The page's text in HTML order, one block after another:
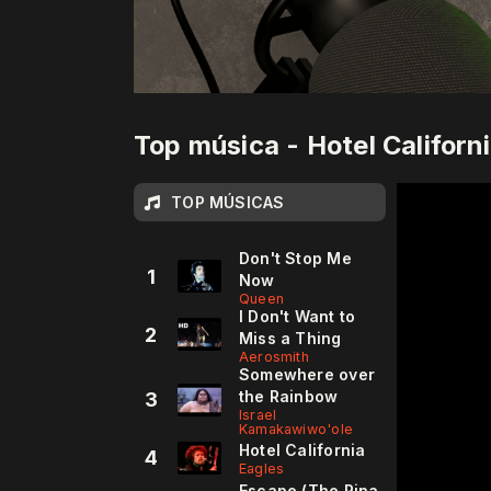
Top música - Hotel
TOP MÚSICAS
1
Don't Stop Me
Now
Queen
2
I Don't Want to
Miss a Thing
Aerosmith
3
Somewhere over
the Rainbow
Israel
Kamakawiwo'ole
4 Hotel California
Eagles